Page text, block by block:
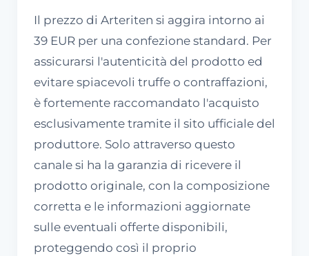
Il prezzo di Arteriten si aggira intorno ai
39 EUR per una confezione standard. Per
assicurarsi l'autenticità del prodotto ed
evitare spiacevoli truffe o contraffazioni,
è fortemente raccomandato l'acquisto
esclusivamente tramite il sito ufficiale del
produttore. Solo attraverso questo
canale si ha la garanzia di ricevere il
prodotto originale, con la composizione
corretta e le informazioni aggiornate
sulle eventuali offerte disponibili,
proteggendo così il proprio